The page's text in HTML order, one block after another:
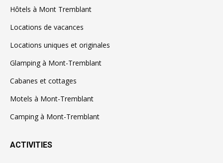
Hôtels à Mont Tremblant
Locations de vacances
Locations uniques et originales
Glamping à Mont-Tremblant
Cabanes et cottages
Motels à Mont-Tremblant
Camping à Mont-Tremblant
ACTIVITIES